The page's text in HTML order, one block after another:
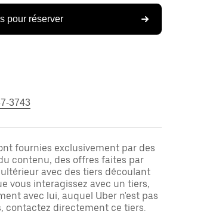
pour réserver
3743
fournies exclusivement par des
contenu, des offres faites par
avec des tiers découlant
vous interagissez avec un tiers,
avec lui, auquel Uber n'est pas
contactez directement ce tiers.